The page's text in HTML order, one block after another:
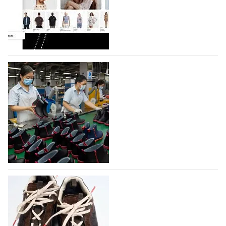
Co., Ltd., основанная в 2011 году и расположенная в
Гуанчжоу, столице моды Китая, является
профессиональной обувной компанией,
объединяющей разработку, производство и…
07.08.2026 601
На платформе Lamoda - новый раздел и
условия продвижения локальных
дизайнерских марок
Российский маркетплейс Lamoda решил обновить
раздел для продажи продукции локальных
дизайнерских марок одежды, обуви и аксессуаров.
Бренды также получат маркетинговую…
06.08.2026 781
Объем мирового производства обуви в
2025 году практически не увеличился
В 2025 году мировое производство обуви